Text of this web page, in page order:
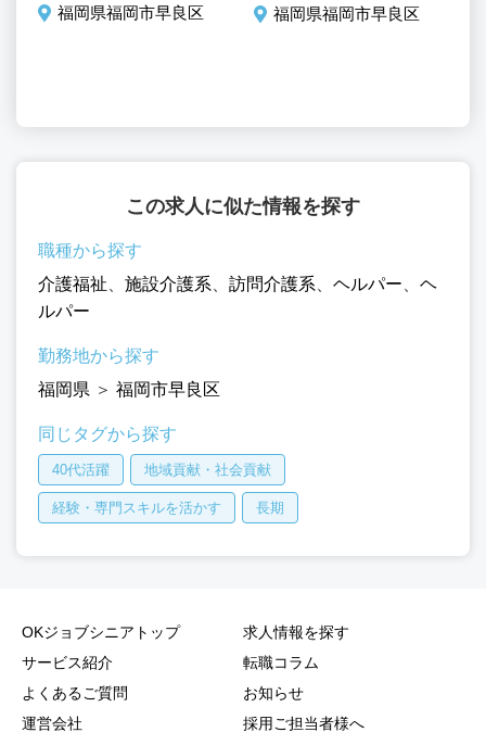
福岡県福岡市早良区
福岡県福岡市早良区
この求人に似た情報を探す
職種から探す
介護福祉
施設介護系 訪問介護系 ヘルパー
ヘ
ルパー
勤務地から探す
福岡県 ＞ 福岡市早良区
同じタグから探す
40代活躍 地域貢献・社会貢献
経験・専門スキルを活かす 長期
OKジョブシニアトップ
サービス紹介
よくあるご質問
運営会社
求人情報を探す
転職コラム
お知らせ
採用ご担当者様へ